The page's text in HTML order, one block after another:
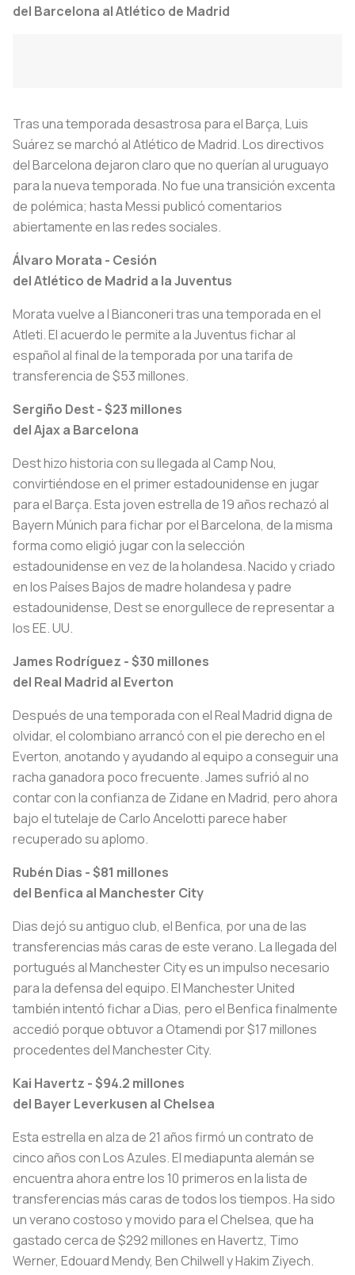
del Barcelona al Atlético de Madrid
Tras una temporada desastrosa para el Barça, Luis
Suárez se marchó al Atlético de Madrid. Los directivos
del Barcelona dejaron claro que no querían al uruguayo
para la nueva temporada. No fue una transición excenta
de polémica; hasta Messi publicó comentarios
abiertamente en las redes sociales.
Álvaro Morata - Cesión
del Atlético de Madrid a la Juventus
Morata vuelve aIBianconeritras una temporada en el
Atleti. El acuerdo le permite a la Juventus fichar al
español al final de la temporada por una tarifa de
transferencia de $53 millones.
Sergiño Dest - $23 millones
del Ajax a Barcelona
Dest hizo historia con su llegada al Camp Nou,
convirtiéndose en el primer estadounidense en jugar
para el Barça. Esta joven estrella de 19 años rechazó al
Bayern Múnich para fichar por el Barcelona, de la misma
forma como eligió jugar con la selección
estadounidense en vez de la holandesa. Nacido y criado
en los Países Bajos de madre holandesa y padre
estadounidense, Dest se enorgullece de representar a
los EE. UU.
James Rodríguez - $30 millones
del Real Madrid al Everton
Después de una temporada con el Real Madrid digna de
olvidar, el colombiano arrancó con el pie derecho en el
Everton, anotando y ayudando al equipo a conseguir una
racha ganadora poco frecuente. James sufrió al no
contar con la confianza de Zidane en Madrid, pero ahora
bajo el tutelaje de Carlo Ancelotti parece haber
recuperado su aplomo.
Rubén Dias - $81 millones
del Benfica al Manchester City
Dias dejó su antiguo club, el Benfica, por una de las
transferencias más caras de este verano. La llegada del
portugués al Manchester City es un impulso necesario
para la defensa del equipo. El Manchester United
también intentó fichar a Dias, pero el Benfica finalmente
accedió porque obtuvor a Otamendi por $17 millones
procedentes del Manchester City.
Kai Havertz - $94.2 millones
del Bayer Leverkusen al Chelsea
Esta estrella en alza de 21 años firmó un contrato de
cinco años con Los Azules. El mediapunta alemán se
encuentra ahora entre los 10 primeros en la lista de
transferencias más caras de todos los tiempos. Ha sido
un verano costoso y movido para el Chelsea, que ha
gastado cerca de $292 millones en Havertz, Timo
Werner, Edouard Mendy, Ben Chilwell y Hakim Ziyech.